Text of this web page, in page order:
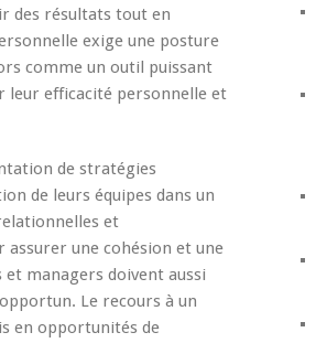
des résultats tout en
exige une posture
comme un outil puissant
leur efficacité personnelle et
de stratégies
de leurs équipes dans un
et
assurer une cohésion et une
managers doivent aussi
Le recours à un
en opportunités de